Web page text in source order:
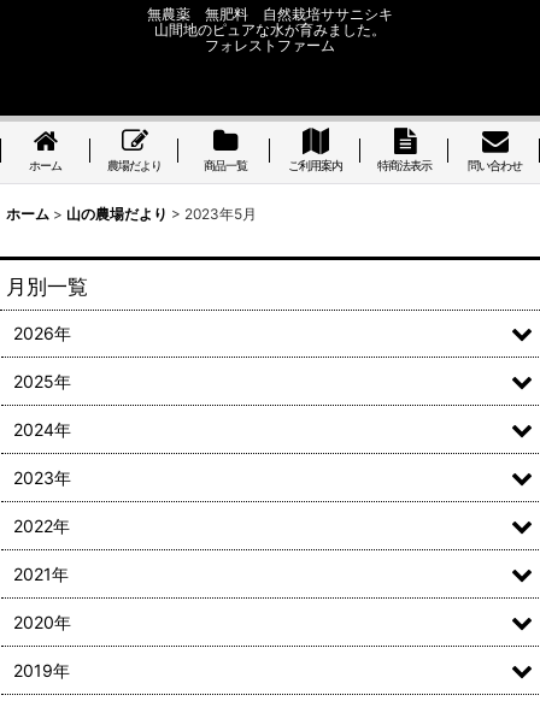
無農薬 無肥料 自然栽培ササニシキ
山間地のピュアな水が育みました。
フォレストファーム
ホーム 農場だより 商品一覧 ご利用案内 特商法表示 問い合わせ
ホーム > 山の農場だより > 2023年5月
月別一覧
2026年
2025年
2024年
2023年
2022年
2021年
2020年
2019年